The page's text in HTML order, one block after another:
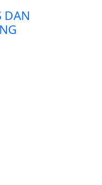
DAN